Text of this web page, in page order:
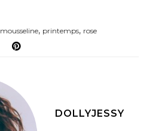
mousseline, printemps, rose
DOLLYJESSY